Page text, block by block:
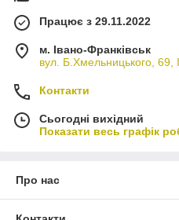
Працює з 29.11.2022
м. Івано-Франківськ
вул. Б.Хмельницького, 69,
Контакти
Сьогодні вихідний
Показати весь графік
Про нас